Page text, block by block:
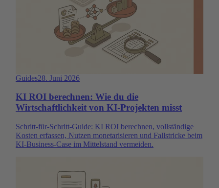
Guides28. Juni 2026
KI ROI berechnen: Wie du die
Wirtschaftlichkeit von KI-Projekten misst
Schritt-für-Schritt-Guide: KI ROI berechnen, vollständige
Kosten erfassen, Nutzen monetarisieren und Fallstricke beim
KI-Business-Case im Mittelstand vermeiden.